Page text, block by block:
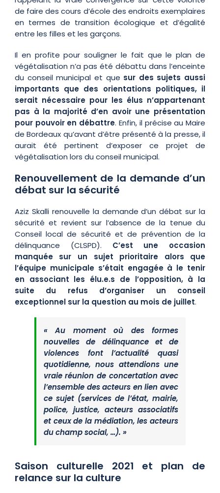
de faire des cours d’école des endroits exemplaires
en termes de transition écologique et d’égalité
entre les filles et les garçons.
Il en profite pour souligner le fait que le plan de
végétalisation n’a pas été débattu dans l’enceinte
du conseil municipal et que sur des sujets aussi
importants que des orientations politiques, il
serait nécessaire pour les élus n’appartenant
pas à la majorité d’en avoir une présentation
pour pouvoir en débattre. Enfin, il précise au Maire
de Bordeaux qu’avant d’être présenté à la presse, il
aurait été pertinent d’exposer ce projet de
végétalisation lors du conseil municipal.
Renouvellement de la demande d’un
débat sur la sécurité
Aziz Skalli renouvelle la demande d’un débat sur la
sécurité et revient sur l’absence de la tenue du
Conseil local de sécurité et de prévention de la
délinquance (CLSPD). C’est une occasion
manquée sur un sujet prioritaire alors que
l’équipe municipale s’était engagée à le tenir
en associant les élu.e.s de l’opposition, à la
suite du refus d’organiser un conseil
exceptionnel sur la question au mois de juillet.
« Au moment où des formes
nouvelles de délinquance et de
violences font l’actualité quasi
quotidienne, nous attendions une
vraie réunion de concertation avec
l’ensemble des acteurs en lien avec
ce sujet (services de l’état, mairie,
police, justice, acteurs associatifs
et ceux de la médiation, les acteurs
du champ social, …). »
Saison culturelle 2021 et plan de
relance sur la culture